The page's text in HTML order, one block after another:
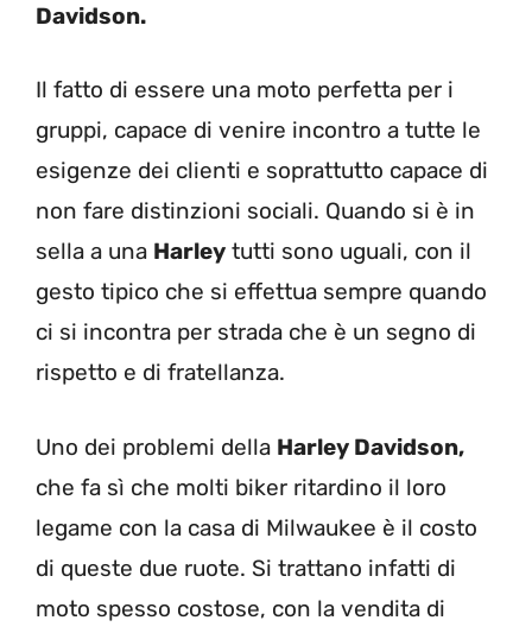
Davidson.
Il fatto di essere una moto perfetta per i
gruppi, capace di venire incontro a tutte le
esigenze dei clienti e soprattutto capace di
non fare distinzioni sociali. Quando si è in
sella a una Harley tutti sono uguali, con il
gesto tipico che si effettua sempre quando
ci si incontra per strada che è un segno di
rispetto e di fratellanza.
Uno dei problemi della Harley Davidson,
che fa sì che molti biker ritardino il loro
legame con la casa di Milwaukee è il costo
di queste due ruote. Si trattano infatti di
moto spesso costose, con la vendita di